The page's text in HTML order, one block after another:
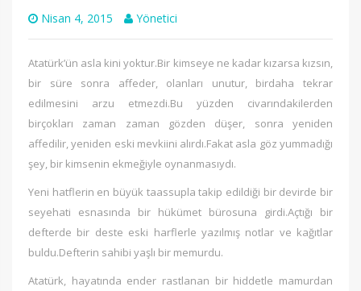
Nisan 4, 2015 Yönetici
Atatürk’ün asla kini yoktur.Bir kimseye ne kadar kızarsa kızsın,
bir süre sonra affeder, olanları unutur, birdaha tekrar
edilmesini arzu etmezdi.Bu yüzden civarındakilerden
birçokları zaman zaman gözden düşer, sonra yeniden
affedilir, yeniden eski mevkiini alırdı.Fakat asla göz yummadığı
şey, bir kimsenin ekmeğiyle oynanmasıydı.
Yeni hatflerin en büyük taassupla takip edildiği bir devirde bir
seyehati esnasında bir hükümet bürosuna girdi.Açtığı bir
defterde bir deste eski harflerle yazılmış notlar ve kağıtlar
buldu.Defterin sahibi yaşlı bir memurdu.
Atatürk, hayatında ender rastlanan bir hiddetle mamurdan